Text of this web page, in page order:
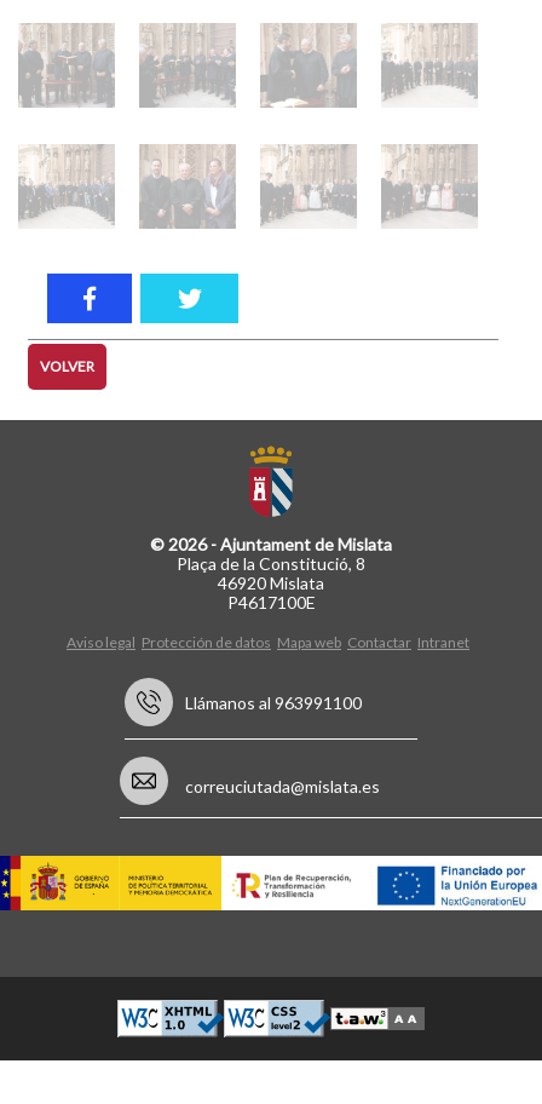
VOLVER
© 2026 - Ajuntament de Mislata
Plaça de la Constitució, 8
46920 Mislata
P4617100E
Aviso legal Protección de datos Mapa web Contactar Intranet
Llámanos al 963991100
correuciutada@mislata.es